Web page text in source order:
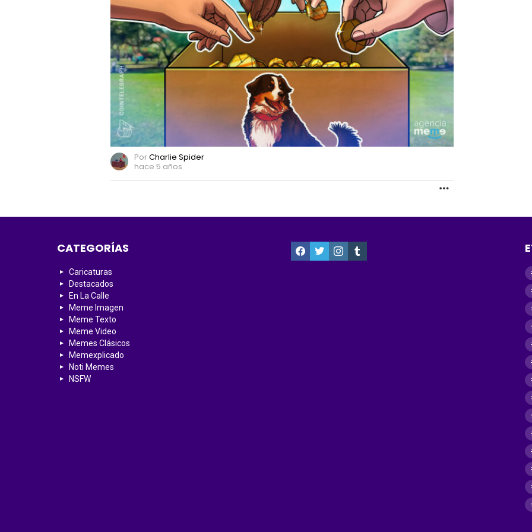
de
animales
PorCharlie Spider
hace 5 años
CATEGORÍAS
Caricaturas
Destacados
En La Calle
Meme Imagen
Meme Texto
Meme Video
Memes Clásicos
Memexplicado
Noti Memes
NSFW
facebooktwitterinstagramtumblr